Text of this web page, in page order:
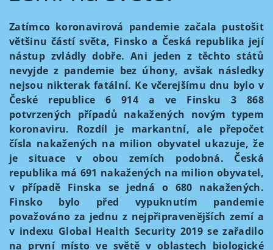
Zatímco koronavirová pandemie začala pustošit
většinu částí světa, Finsko a Česká republika její
nástup zvládly dobře. Ani jeden z těchto států
nevyjde z pandemie bez úhony, avšak následky
nejsou nikterak fatální. Ke včerejšímu dnu bylo v
České republice 6 914 a ve Finsku 3 868
potvrzených případů nakažených novým typem
koronaviru. Rozdíl je markantní, ale přepočet
čísla nakažených na milion obyvatel ukazuje, že
je situace v obou zemích podobná. Česká
republika má 691 nakažených na milion obyvatel,
v případě Finska se jedná o 680 nakažených.
Finsko bylo před vypuknutím pandemie
považováno za jednu z nejpřipravenějších zemí a
v indexu Global Health Security 2019 se zařadilo
na první místo ve světě v oblastech biologické